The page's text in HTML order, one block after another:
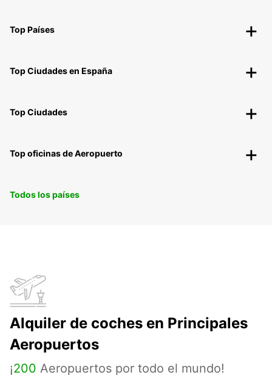
Top Países
Top Ciudades en España
Top Ciudades
Top oficinas de Aeropuerto
Todos los países
Alquiler de coches en Principales
Aeropuertos
¡200 Aeropuertos por todo el mundo!